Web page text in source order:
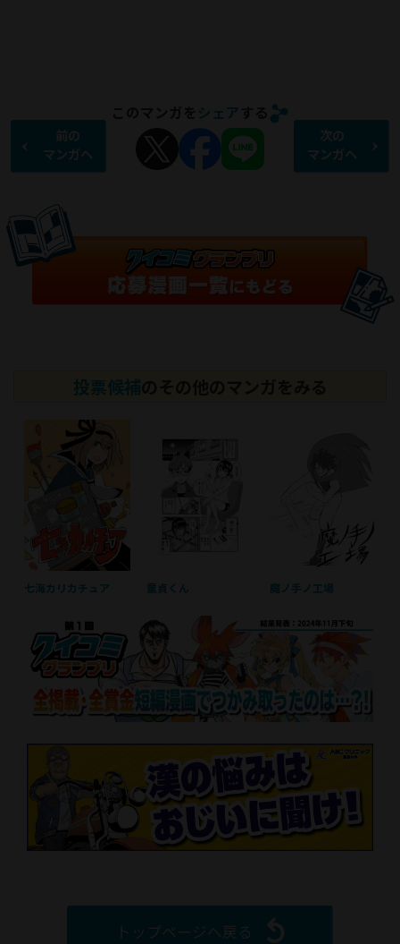
シェア
前の
マンガへ
次の
マンガへ
投票候補
七海カリカチュア 童貞くん 魔ノ手ノ工場
トップページへ戻る